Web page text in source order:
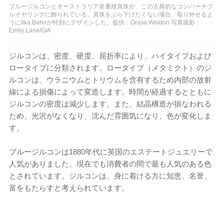
ブルージルコンとオーストラリア産養殖真珠が、この古典的なコンバーチブ
ルイヤリングに飾られている。真珠をぶら下げたくない場合、取り外せるよ
うにIlka Bahnが特別にデザインした。提供：Orasa Weldon 写真撮影：
Emily Lane/GIA
ジルコンは、密度、硬度、屈折率により、ハイタイプおよび
ロータイプに分類されます。ロータイプ（メタミクト）のジ
ルコンは、ウラニウムとトリウムを含有するため内部の放射
線による損傷によって変造します。時間が経過するとともに
ジルコンの密度は減少します。また、結晶構造が損なわれる
ため、光沢がなくなり、沈んだ雰囲気になり、色が変化しま
す。
ブルージルコンは1880年代に英国のエステートジュエリーで
人気がありました。現在でも消費者の間で最も人気のある色
とされています。ジルコンは、身に着ける方に知恵、名誉、
富をもたらすと考えられています。